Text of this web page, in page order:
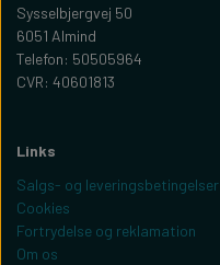
Sysselbjergvej 50
6051 Almind
Telefon: 50505964
CVR: 40601813
Links
Salgs- og leveringsbetingelser
Cookies
Fortrydelse og reklamation
Om os